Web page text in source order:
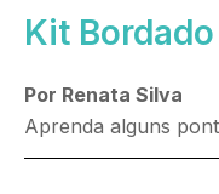
Kit
Por Renata Silva
Aprenda alguns